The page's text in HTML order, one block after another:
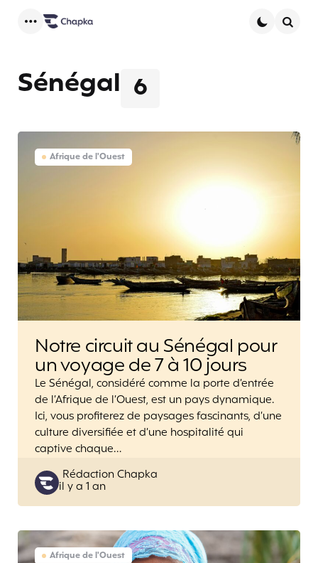
6
Sénégal
Afrique de l'Ouest
Notre circuit au Sénégal pour
un voyage de 7 à 10 jours
Le Sénégal, considéré comme la porte d’entrée
de l’Afrique de l’Ouest, est un pays dynamique.
Ici, vous profiterez de paysages fascinants, d’une
culture diversifiée et d’une hospitalité qui
captive chaque…
Posted
by
Rédaction Chapka
il y a 1 an
Afrique de l'Ouest